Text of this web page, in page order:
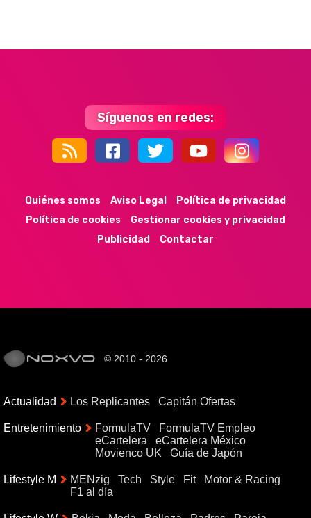
Síguenos en redes:
Quiénes somos Aviso Legal
Política de privacidad
Política de cookies
Gestionar cookies y privacidad
Publicidad
Contactar
© 2010 - 2026
Actualidad Los Replicantes Capitán Ofertas
Entretenimiento FormulaTV
FormulaTV Empleo
eCartelera
eCartelera México
Movienco UK
Guía de Japón
Lifestyle M MENzig Tech Style Fit
Motor & Racing
F1 al día